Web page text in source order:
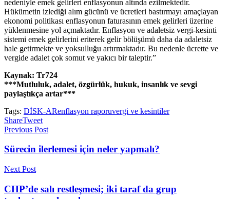
nedeniyle emek gelirleri enflasyonun altında ezilmektedir.
Hükümetin izlediği alım gücünü ve ücretleri bastırmayı amaçlayan
ekonomi politikası enflasyonun faturasının emek gelirleri üzerine
yüklenmesine yol açmaktadır. Enflasyon ve adaletsiz vergi-kesinti
sistemi emek gelirlerini eriterek gelir bölüşümü daha da adaletsiz
hale getirmekte ve yoksulluğu artırmaktadır. Bu nedenle ücrette ve
vergide adalet çok somut ve yakıcı bir taleptir.”
Kaynak: Tr724
***Mutluluk, adalet, özgürlük, hukuk, insanlık ve sevgi
paylaştıkça artar***
Tags: DİSK-ARenflasyon raporuvergi ve kesintiler
ShareTweet
Previous Post
Sürecin ilerlemesi için neler yapmalı?
Next Post
CHP’de salı restleşmesi; iki taraf da grup